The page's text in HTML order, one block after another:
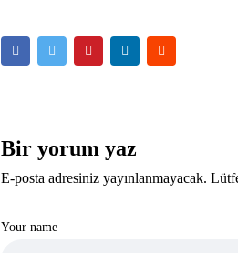
Bir yorum yaz
E-posta adresiniz yayınlanmayacak.
Your name